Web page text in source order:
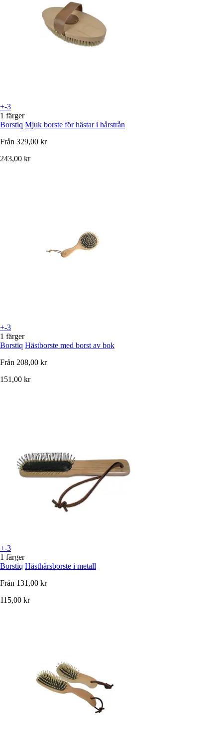
+-3
1 färger
Borstiq Mjuk borste för hästar i hårstrån
Från 329,00 kr
243,00 kr
+-3
1 färger
Borstiq Hästborste med borst av bok
Från 208,00 kr
151,00 kr
+-3
1 färger
Borstiq Hästhårsborste i metall
Från 131,00 kr
115,00 kr